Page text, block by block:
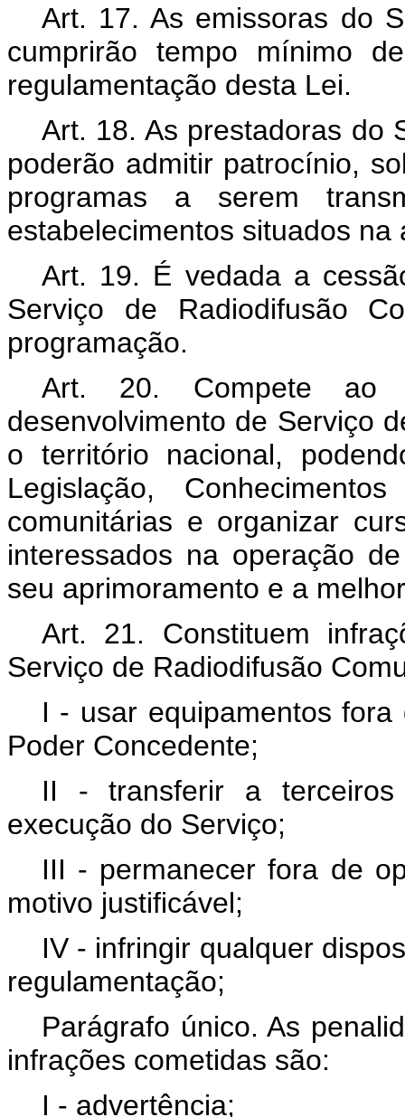
Art. 17. As emissoras do
cumprirão tempo mínimo
regulamentação desta Lei.
Art. 18. As prestadoras do
poderão admitir patrocínio,
programas a serem
estabelecimentos situados
Art. 19. É vedada a
Serviço de Radiodifusão
programação.
Art. 20. Compete ao
desenvolvimento de Serviço
o território nacional,
Legislação,
comunitárias e organizar
interessados na operação
seu aprimoramento e a
Art. 21. Constituem
Serviço de Radiodifusão
I - usar equipamentos
Poder Concedente;
II - transferir a
execução do Serviço;
III - permanecer fora de
motivo justificável;
IV - infringir qualquer
regulamentação;
Parágrafo único. As
infrações cometidas são:
I - advertência;